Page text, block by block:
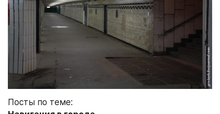
Посты по теме: